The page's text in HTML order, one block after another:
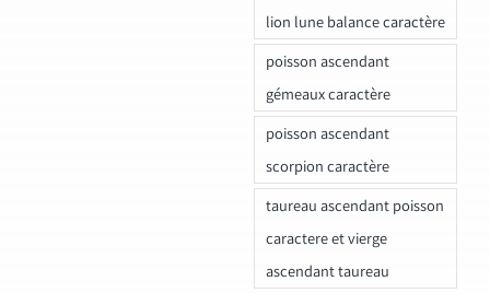
lion lune balance caractère
poisson ascendant
gémeaux caractère
poisson ascendant
scorpion caractère
taureau ascendant poisson
caractere et vierge
ascendant taureau